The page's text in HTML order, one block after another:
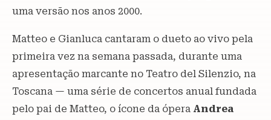
uma versão nos anos 2000.
Matteo e Gianluca cantaram o dueto ao vivo pela
primeira vez na semana passada, durante uma
apresentação marcante no Teatro del Silenzio, na
Toscana — uma série de concertos anual fundada
pelo pai de Matteo, o ícone da ópera Andrea